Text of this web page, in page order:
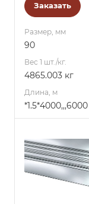
Заказать
Размер, мм
90
Вес 1 шт./кг.
4865.003 кг
Длина, м
*1.5*4000,,,6000